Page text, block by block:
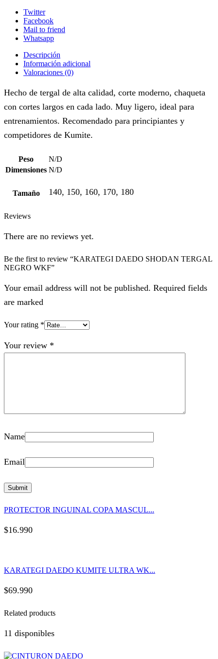
Twitter
Facebook
Mail to friend
Whatsapp
Descripción
Información adicional
Valoraciones (0)
Hecho de tergal de alta calidad, corte moderno, chaqueta
con cortes largos en cada lado. Muy ligero, ideal para
entrenamientos. Recomendado para principiantes y
competidores de Kumite.
Peso
N/D
Dimensiones N/D
Tamaño 140, 150, 160, 170, 180
Reviews
There are no reviews yet.
Be the first to review “KARATEGI DAEDO SHODAN TERGAL
NEGRO WKF”
Your email address will not be published. Required fields
are marked
Your rating *
Your review *
Name
Email
PROTECTOR INGUINAL COPA MASCUL...
$16.990
KARATEGI DAEDO KUMITE ULTRA WK...
$69.990
Related products
11 disponibles